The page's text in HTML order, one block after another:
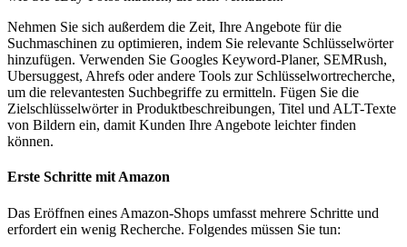
Nehmen Sie sich außerdem die Zeit, Ihre Angebote für die
Suchmaschinen zu optimieren, indem Sie relevante Schlüsselwörter
hinzufügen. Verwenden Sie Googles Keyword-Planer, SEMRush,
Ubersuggest, Ahrefs oder andere Tools zur Schlüsselwortrecherche,
um die relevantesten Suchbegriffe zu ermitteln. Fügen Sie die
Zielschlüsselwörter in Produktbeschreibungen, Titel und ALT-Texte
von Bildern ein, damit Kunden Ihre Angebote leichter finden
können.
Erste Schritte mit Amazon
Das Eröffnen eines Amazon-Shops umfasst mehrere Schritte und
erfordert ein wenig Recherche. Folgendes müssen Sie tun: